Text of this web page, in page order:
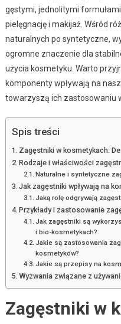
gęstymi, jednolitymi
pielęgnację i makijaż. Wśród
naturalnych po syntetyczne,
ogromne znaczenie dla
użycia kosmetyku. Warto
komponenty wpływają na
towarzyszą ich zastosowaniu
Spis treści
Zagęstniki w kosmetykach:
Rodzaje i właściwości
Naturalne i syntetyczne
Jak zagęstniki wpływają na
Jaką rolę odgrywają
Przykłady i zastosowanie
Jak zagęstniki są
i bio-kosmetykach?
Jakie są zastosowania
kosmetyków?
Jakie są przepisy na
Wyzwania związane z
Zagęstniki w